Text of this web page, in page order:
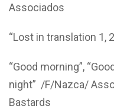
Associados
“Lost in translation 1,
“Good morning”,
night” /F/Nazca/
Bastards